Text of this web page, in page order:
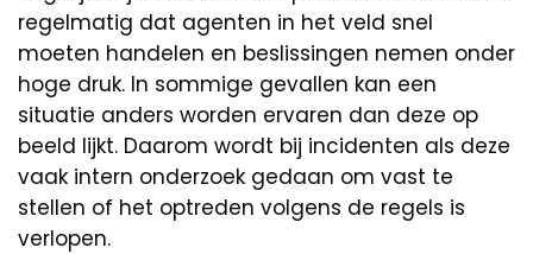
regelmatig dat agenten in het veld snel
moeten handelen en beslissingen nemen onder
hoge druk. In sommige gevallen kan een
situatie anders worden ervaren dan deze op
beeld lijkt. Daarom wordt bij incidenten als deze
vaak intern onderzoek gedaan om vast te
stellen of het optreden volgens de regels is
verlopen.